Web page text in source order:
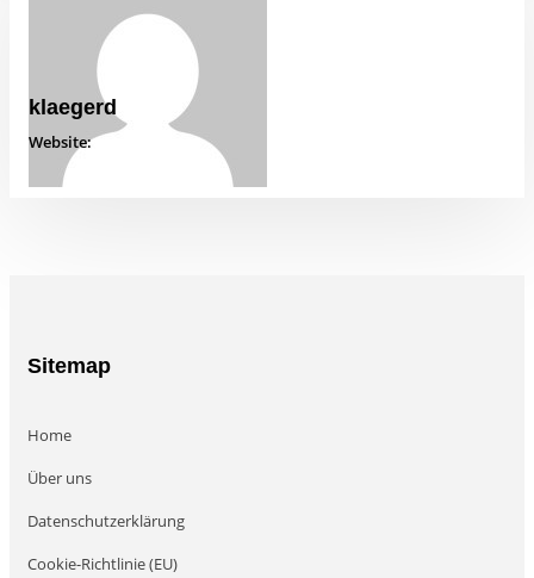
klaegerd
Website:
Sitemap
Home
Über uns
Datenschutzerklärung
Cookie-Richtlinie (EU)